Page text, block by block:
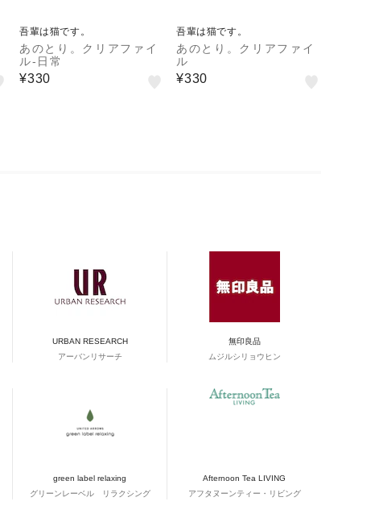
吾輩は猫です。
あのとり。クリアファイ
ル-日常
¥330
吾輩は猫です。
あのとり。クリアファイ
ル
¥330
URBAN RESEARCH
アーバンリサーチ
無印良品
ムジルシリョウヒン
green label relaxing
グリーンレーベル リラクシング
Afternoon Tea LIVING
アフタヌーンティー・リビング